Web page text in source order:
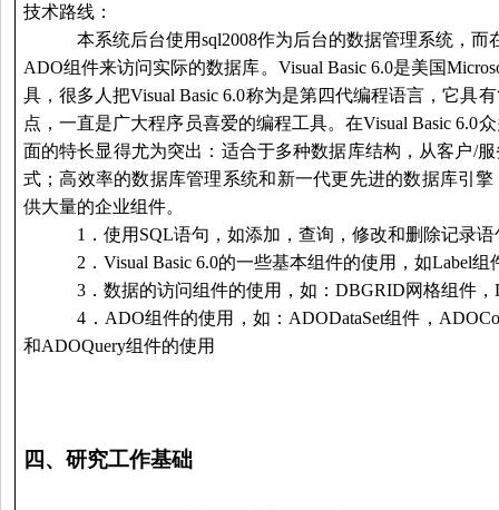
技术路线：
本系统后台使用sql2008作为后台的数据管理系统，而在
ADO组件来访问实际的数据库。Visual Basic 6.0是美国
具，很多人把Visual Basic 6.0称为是第四代编程语言，它具
点，一直是广大程序员喜爱的编程工具。在Visual Basic 6.0
面的特长显得尤为突出：适合于多种数据库结构，从客户/
式；高效率的数据库管理系统和新一代更先进的数据库引
供大量的企业组件。
1．使用SQL语句，如添加，查询，修改和删除记录语
2．Visual Basic 6.0的一些基本组件的使用，如Label组
3．数据的访问组件的使用，如：DBGRID网格组件，
4．ADO组件的使用，如：ADODataSet组件，
和ADOQuery组件的使用
四、 研究工作基础